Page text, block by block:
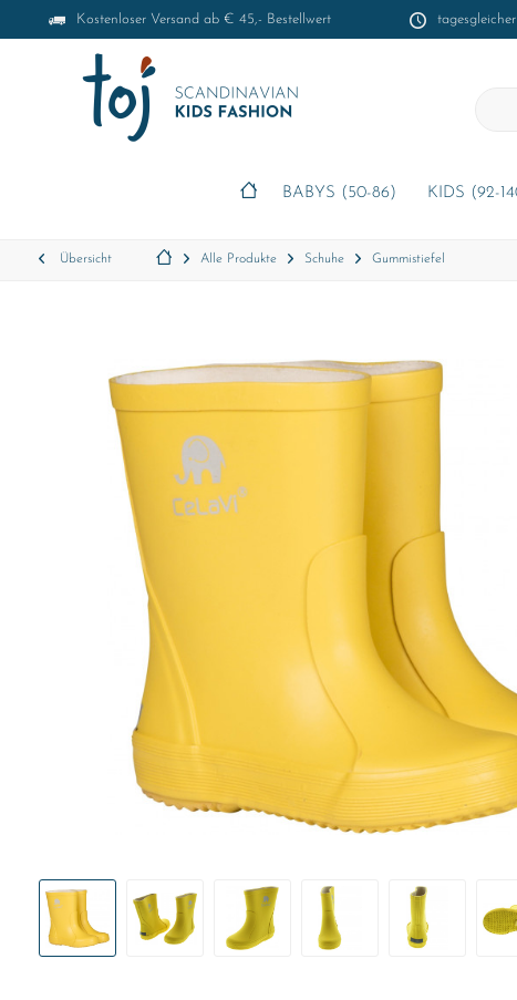
Kostenloser Versand ab € 45,- Bestellwert
BABYS (50-86) KIDS (92-
Übersicht Alle Produkte Schuhe Gummistiefel